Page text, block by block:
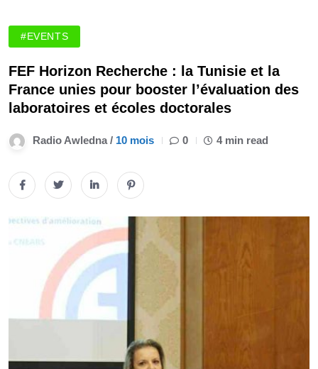
#EVENTS
FEF Horizon Recherche : la Tunisie et la
France unies pour booster l’évaluation des
laboratoires et écoles doctorales
Radio Awledna / 10 mois 0 4 min read